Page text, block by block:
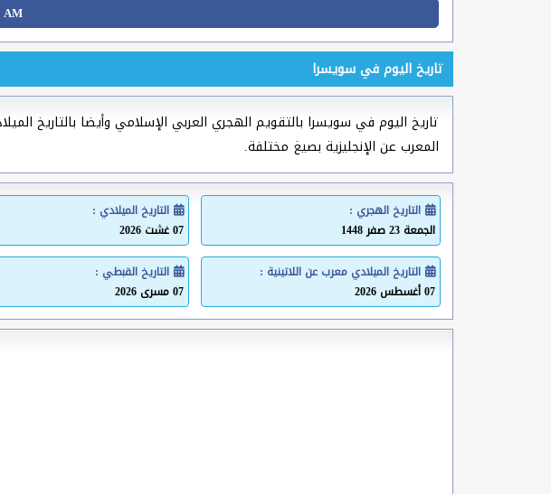
AM
تاريخ اليوم في سويسرا
تاريخ اليوم في سويسرا بالتقويم الهجري العربي الإسلامي وأيضا بالتاريخ
المعرب عن الإنجليزية بصيغ مختلفة.
التاريخ الهجري :
الجمعة 23 صفر 1448
التاريخ الميلادي :
07 غشت 2026
التاريخ الميلادي معرب عن اللاتينية :
07 أغسطس 2026
التاريخ القبطي :
07 مسرى 2026